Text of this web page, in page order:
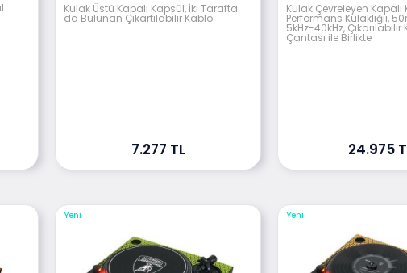
Kulak Üstü Kapalı Kapsül, İki Tarafta
da Bulunan Çıkartılabilir Kablo
7.277 TL
Kulak Çevreleyen Kapalı
Performans Kulaklığıi,
5kHz-40kHz, Çıkarılabilir
Çantası ile Birlikte
24.975
Yeni Yeni